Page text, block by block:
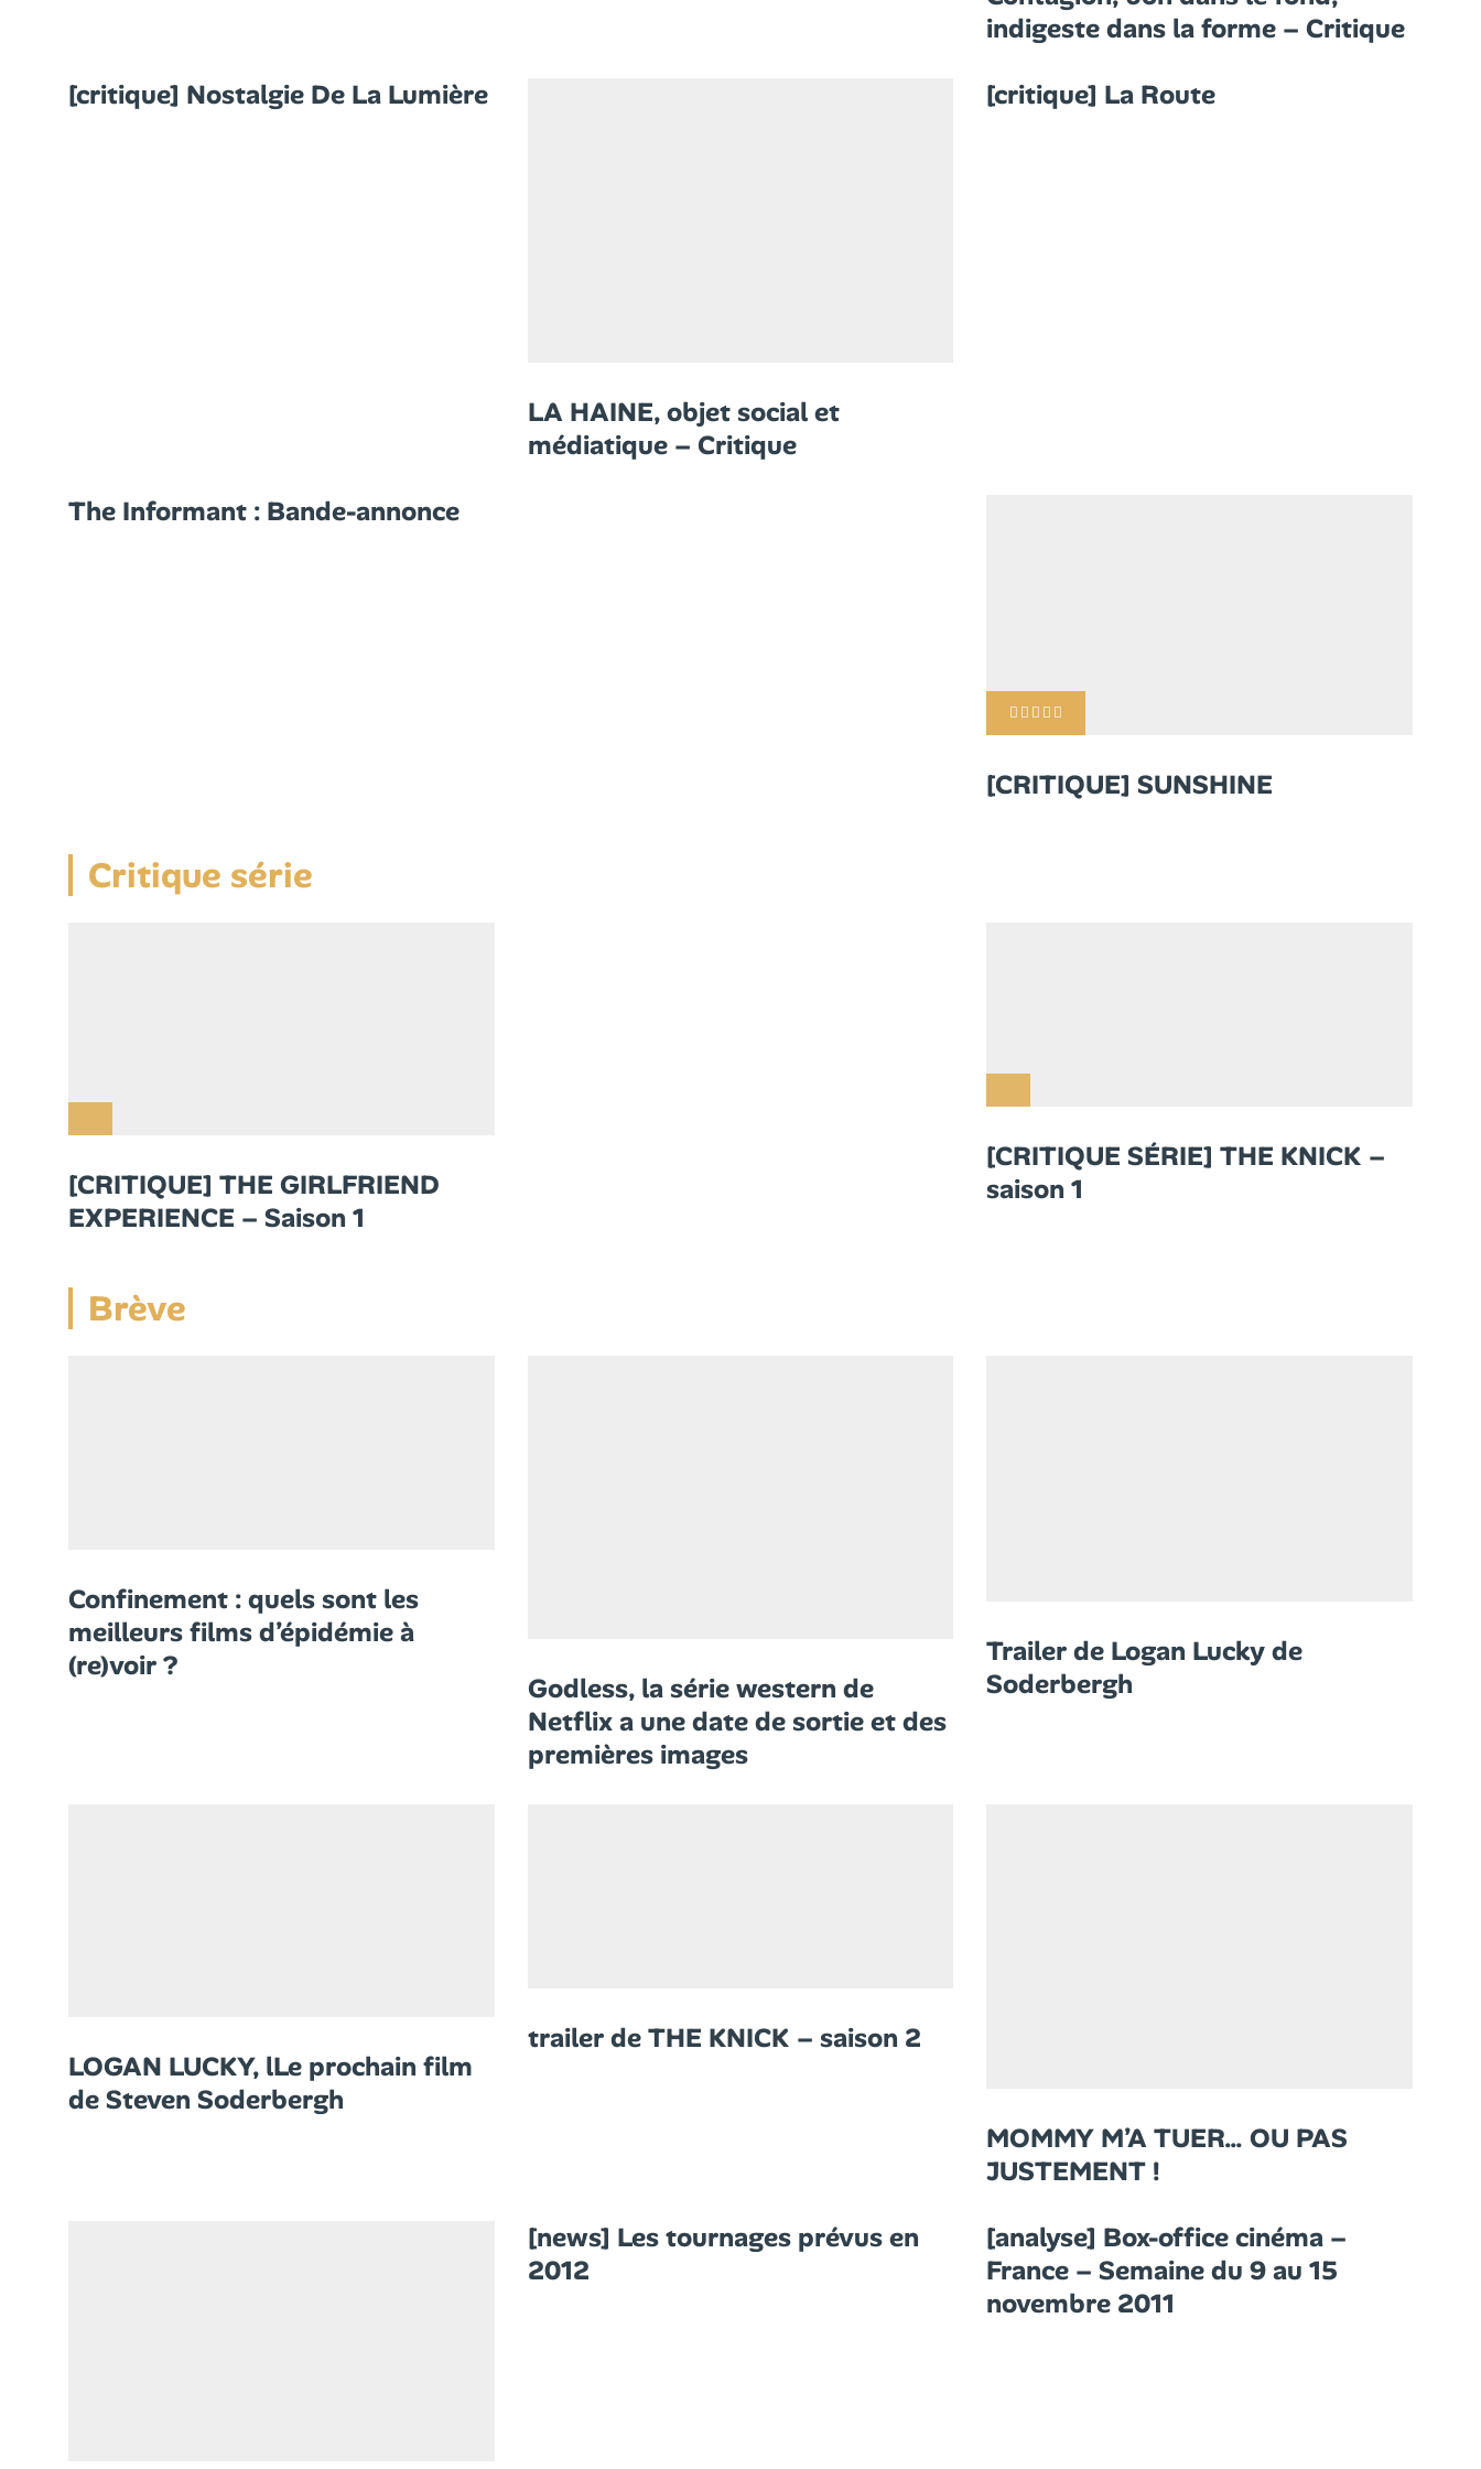
indigeste dans la forme – Critique
[critique] Nostalgie De La Lumière
LA HAINE, objet social et
médiatique – Critique
[critique] La Route
The Informant : Bande-annonce
[CRITIQUE] SUNSHINE
Critique série
[CRITIQUE] THE GIRLFRIEND
EXPERIENCE – Saison 1
[CRITIQUE SÉRIE] THE KNICK –
saison 1
Brève
Confinement : quels sont les
meilleurs films d’épidémie à
(re)voir ?
Godless, la série western de
Netflix a une date de sortie et des
premières images
Trailer de Logan Lucky de
Soderbergh
LOGAN LUCKY, lLe prochain film
de Steven Soderbergh
trailer de THE KNICK – saison 2
MOMMY M’A TUER… OU PAS
JUSTEMENT !
[news] Les tournages prévus en
2012
[analyse] Box-office cinéma –
France – Semaine du 9 au 15
novembre 2011